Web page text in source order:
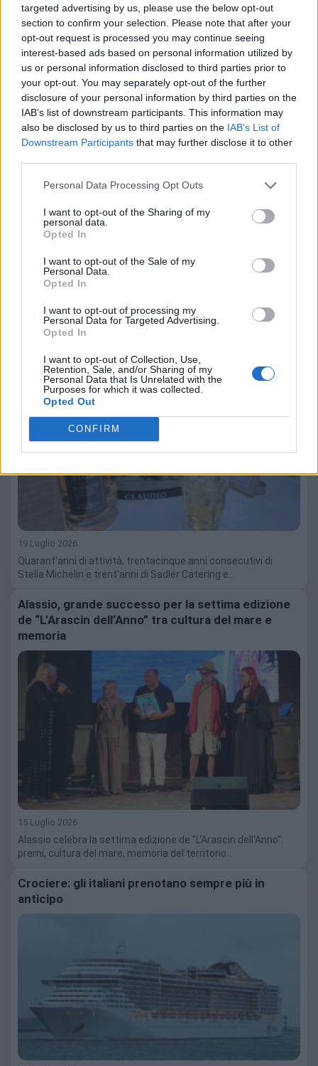
targeted advertising by us, please use the below opt-out
section to confirm your selection. Please note that after your
opt-out request is processed you may continue seeing
interest-based ads based on personal information utilized by
us or personal information disclosed to third parties prior to
your opt-out. You may separately opt-out of the further
disclosure of your personal information by third parties on the
IAB’s list of downstream participants. This information may
also be disclosed by us to third parties on the IAB’s List of
Downstream Participants that may further disclose it to other
Personal Data Processing Opt Outs
I want to opt-out of the Sharing of my
personal data.
Opted In
I want to opt-out of the Sale of my
Personal Data.
Opted In
I want to opt-out of processing my
Personal Data for Targeted Advertising.
Opted In
I want to opt-out of Collection, Use,
Retention, Sale, and/or Sharing of my
Personal Data that Is Unrelated with the
Purposes for which it was collected.
Opted Out
CONFIRM
Comunicato stampa
Leggi anche:
Claudio Sadler festeggia 40 anni di carriera: la
storia dello chef tra Stelle Michelin, catering e
innovazione
19 Luglio 2026
Quarant'anni di attività, trentacinque anni consecutivi di
Stella Michelin e trent'anni di Sadler Catering e…
Alassio, grande successo per la settima edizione
de “L’Arascin dell’Anno” tra cultura del mare e
memoria
15 Luglio 2026
Alassio celebra la settima edizione de "L'Arascin dell'Anno":
premi, cultura del mare, memoria del territorio…
Crociere: gli italiani prenotano sempre più in
anticipo